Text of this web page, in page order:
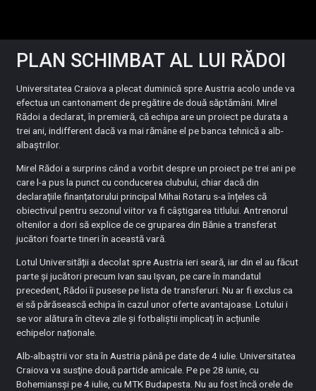
PLAN SCHIMBAT AL LUI RĂDOI
Universitatea Craiova a plecat duminică spre Austria acolo unde va
efectua un cantonament de pregătire de două săptămâni. Mirel
Rădoi a declarat, în premieră, că echipa are un proiect pe durata a
trei ani, indifferent dacă va mai rămâne el pe banca tehnică a alb-
albaștrilor.
Mirel Rădoi a surprins când a vorbit despre un proiect pe trei ani pe
care l-a pus la punct cu conducerea clubului, chiar dacă din
declarațiile finanțatorului principal Mihai Rotaru s-a înțeles că
obiectivul pentru sezonul viitor va fi câștigarea titlului. Antrenorul
oltenilor a dori să explice de ce gruparea din Bănie a transferat
jucători foarte tineri în această vară.
Lotul Universității a decolat spre Austria ieri seară, iar din el au făcut
parte și jucători precum Ivan sau Ișvan, pe care în mandatul
precedent, Rădoi îi pusese pe lista de transferuri. Nu ar fi exclus ca
ei să părăsească echipa în cazul unor oferte avantajoase. Lotului i
se vor alătura în cîteva zile și fotbaliștii implicați în acțiunile
echipelor naționale.
Alb-albaștrii vor sta în Austria până pe date de 4 iulie. Universitatea
Craiova va susţine două partide amicale. Pe pe 28 iunie, cu
Bohemiansși pe 4 iulie, cu MTK Budapesta. Nu au fost încă orele de